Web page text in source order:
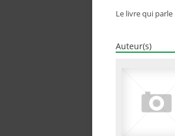
Le livre qui parle
Auteur(s)